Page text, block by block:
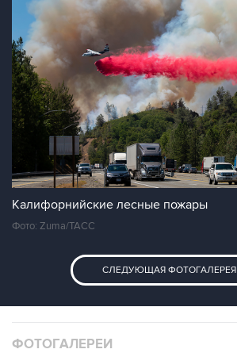
Калифорнийские лесные пожары
Фото: Zuma/ТАСС
СЛЕДУЮЩАЯ ФОТОГАЛЕРЕЯ
ФОТОГАЛЕРЕИ